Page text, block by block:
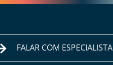
FALAR COM ESPECIALISTA